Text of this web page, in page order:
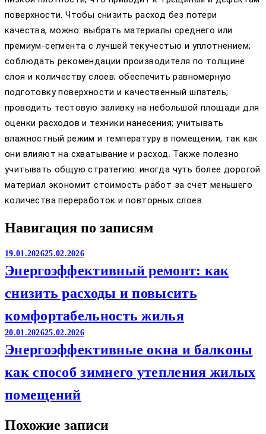
поверхности. Чтобы снизить расход без потери
качества, можно: выбрать материалы среднего или
премиум-сегмента с лучшей текучестью и уплотнением;
соблюдать рекомендации производителя по толщине
слоя и количеству слоев; обеспечить равномерную
подготовку поверхности и качественный шпатель;
проводить тестовую заливку на небольшой площади для
оценки расходов и техники нанесения; учитывать
влажностный режим и температуру в помещении, так как
они влияют на схватывание и расход. Также полезно
учитывать общую стратегию: иногда чуть более дорогой
материал экономит стоимость работ за счет меньшего
количества переработок и повторных слоев.
Навигация по записям
19.01.202625.02.2026
Энергоэффективный ремонт: как
снизить расходы и повысить
комфортабельность жилья
20.01.202625.02.2026
Энергоэффективные окна и балконы
как способ зимнего утепления жилых
помещений
Похожие записи